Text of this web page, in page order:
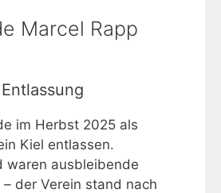
Marcel Rapp
im Herbst 2025 als
Kiel entlassen.
waren ausbleibende
der Verein stand nach